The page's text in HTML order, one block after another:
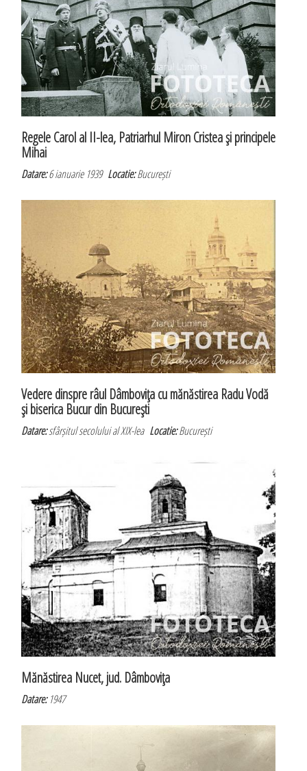
Regele Carol al II-lea, Patriarhul Miron Cristea şi principele
Mihai
Datare:6 ianuarie 1939Locatie:București
Vedere dinspre râul Dâmboviţa cu mănăstirea Radu Vodă
şi biserica Bucur din Bucureşti
Datare:sfârșitul secolului al XIX-leaLocatie:București
Mănăstirea Nucet, jud. Dâmboviţa
Datare:1947